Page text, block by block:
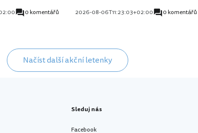
0 komentářů 2026-08-06T11:23:03+02:00 0 komentářů
Načíst další akční letenky
Sleduj nás
Facebook